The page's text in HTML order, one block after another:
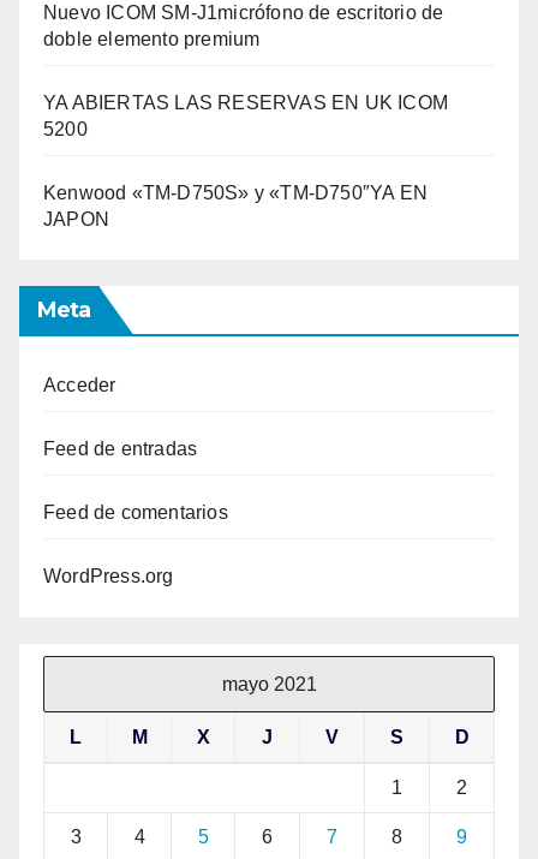
Nuevo ICOM SM-J1micrófono de escritorio de
doble elemento premium
YA ABIERTAS LAS RESERVAS EN UK ICOM
5200
Kenwood «TM-D750S» y «TM-D750″YA EN
JAPON
Meta
Acceder
Feed de entradas
Feed de comentarios
WordPress.org
mayo 2021
L M X J V S D
1 2
3 4 5 6 7 8 9